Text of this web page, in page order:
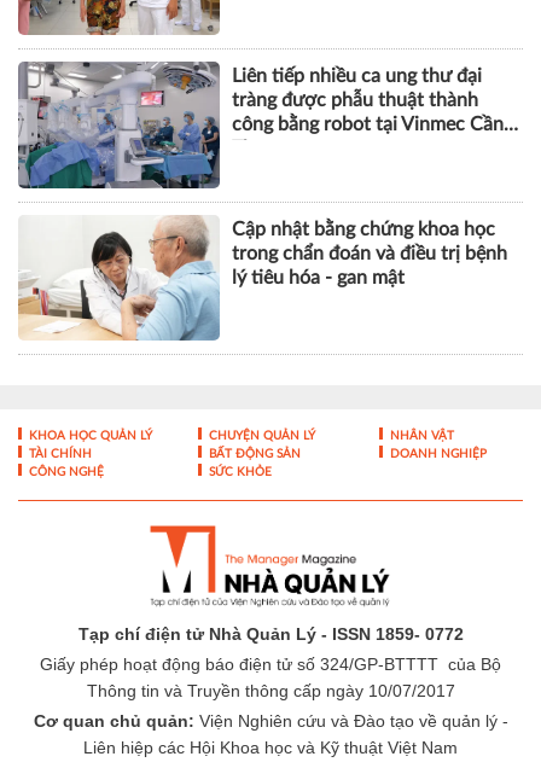
Liên tiếp nhiều ca ung thư đại
tràng được phẫu thuật thành
công bằng robot tại Vinmec Cần
Cập nhật bằng chứng khoa học
trong chẩn đoán và điều trị bệnh
lý tiêu hóa - gan mật
KHOA HỌC QUẢN LÝ CHUYỆN QUẢN LÝ
NHÂN VẬT
TÀI CHÍNH
BẤT ĐỘNG SẢN
DOANH NGHIỆP
CÔNG NGHỆ
SỨC KHỎE
Tạp chí điện tử Nhà Quản Lý - ISSN 1859- 0772
Giấy phép hoạt động báo điện tử số 324/GP-BTTTT của Bộ
Thông tin và Truyền thông cấp ngày 10/07/2017
Cơ quan chủ quản: Viện Nghiên cứu và Đào tạo về quản lý -
Liên hiệp các Hội Khoa học và Kỹ thuật Việt Nam